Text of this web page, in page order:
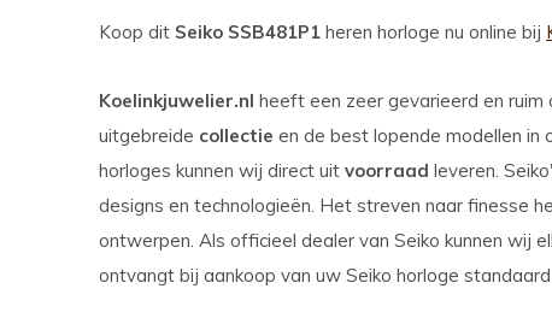
Koop dit Seiko SSB481P1 heren horloge nu online bij
Koelinkjuwelier.nl heeft een zeer gevarieerd en ruim
uitgebreide collectie en de best lopende modellen in
horloges kunnen wij direct uit voorraad leveren.
designs en technologieën. Het streven naar finesse
ontwerpen. Als officieel dealer van Seiko kunnen wij
ontvangt bij aankoop van uw Seiko horloge